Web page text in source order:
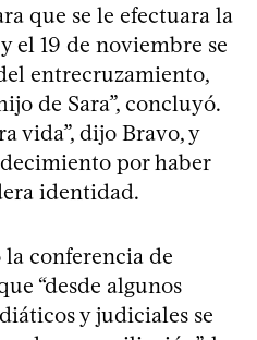
que se le efectuara la
el 19 de noviembre se
entrecruzamiento,
de Sara”, concluyó.
vida”, dijo Bravo, y
por haber
identidad.
conferencia de
“desde algunos
y judiciales se